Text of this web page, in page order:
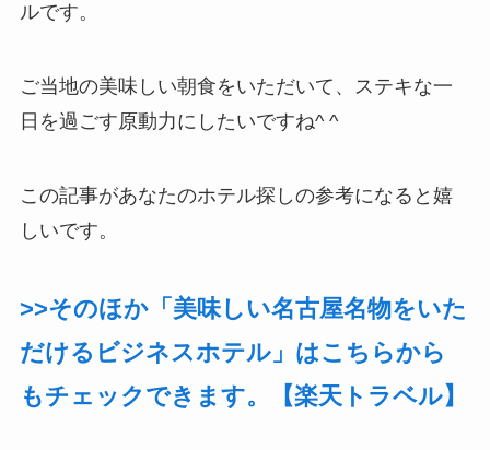
ルです。
ご当地の美味しい朝食をいただいて、ステキな一
日を過ごす原動力にしたいですね^ ^
この記事があなたのホテル探しの参考になると嬉
しいです。
>>そのほか「美味しい名古屋名物をいた
だけるビジネスホテル」はこちらから
もチェックできます。【楽天トラベル】